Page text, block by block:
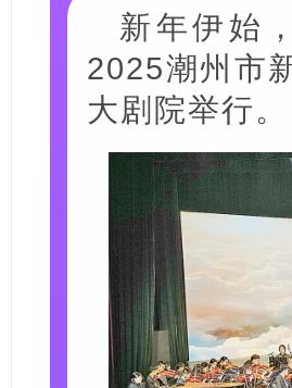
新年伊始
2025潮州市
大剧院举行。